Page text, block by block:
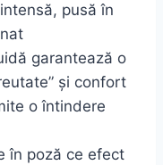
pusă în
garantează o
și confort
o întindere
în poză ce efect